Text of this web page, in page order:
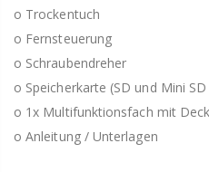
o Trockentuch
o Fernsteuerung
o Schraubendreher
o Speicherkarte (SD und Mini
o 1x Multifunktionsfach mit
o Anleitung / Unterlagen